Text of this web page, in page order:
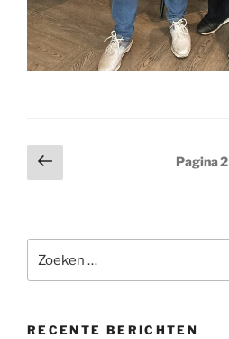
Berichten
paginering
Vorige
pagina
Pagina2
naar:
RECENTE BERICHTEN